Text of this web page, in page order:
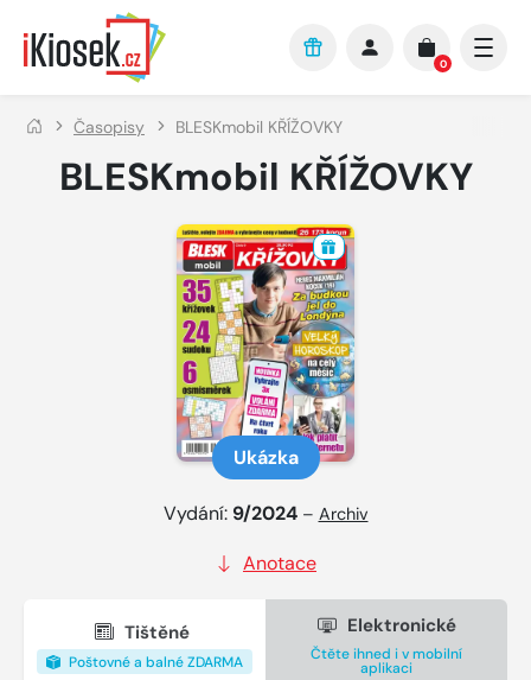
Přejít na hlavní obsah
0
Časopisy BLESKmobil KŘÍŽOVKY
BLESKmobil KŘÍŽOVKY
Ukázka
Vydání: 9/2024 – Archiv
Anotace
Tištěné
Poštovné a balné ZDARMA
Elektronické
Čtěte ihned i v mobilní
aplikaci